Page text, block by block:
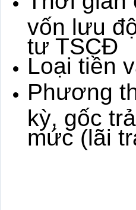
vốn lưu
tư TSCĐ
Loại tiền
Phương
kỳ, gốc
mức (lãi